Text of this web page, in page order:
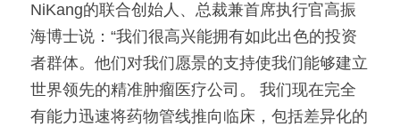
NiKang的联合创始人、总裁兼首席执行官高振
海博士说：“我们很高兴能拥有如此出色的投资
者群体。他们对我们愿景的支持使我们能够建立
世界领先的精准肿瘤医疗公司。 我们现在完全
有能力迅速将药物管线推向临床，包括差异化的